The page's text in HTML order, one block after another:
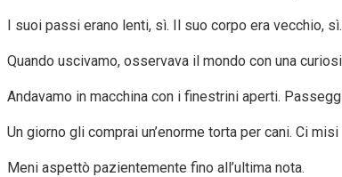
I suoi passi erano lenti, sì. Il suo corpo era vecchio,
Quando uscivamo, osservava il mondo con una
Andavamo in macchina con i finestrini aperti.
Un giorno gli comprai un’enorme torta per cani. Ci
Meni aspettò pazientemente fino all’ultima nota.